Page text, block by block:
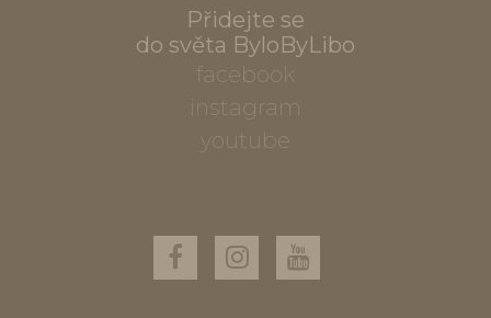
Přidejte se
do světa ByloByLibo
facebook
instagram
youtube